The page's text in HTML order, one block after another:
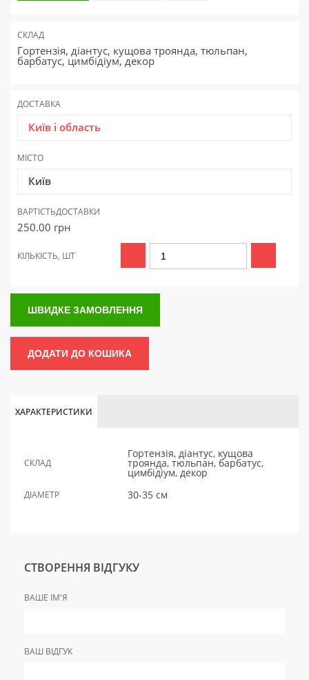
СКЛАД
Гортензія, діантус, кущова троянда, тюльпан,
барбатус, цимбідіум, декор
ДОСТАВКА
Київ і область
МІСТО
Київ
ВАРТІСТЬДОСТАВКИ
250.00 грн
КІЛЬКІСТЬ, ШТ
ШВИДКЕ ЗАМОВЛЕННЯ
ДОДАТИ ДО КОШИКА
ХАРАКТЕРИСТИКИ
СКЛАД
Гортензія, діантус, кущова
троянда, тюльпан, барбатус,
цимбідіум, декор
ДІАМЕТР 30-35 см
СТВОРЕННЯ ВІДГУКУ
ВАШЕ ІМ'Я
ВАШ ВІДГУК